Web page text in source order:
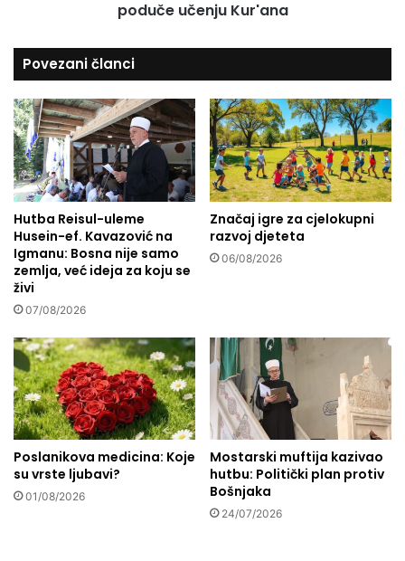
c
t
i
n
a
d
r
u
g
e
l
j
u
d
?
a
a
r
o
d
i
t
e
l
j
e
k
o
j
s
v
o
j
u
j
e
c
poduče učenju Kur'ana
Povezani članci
Hutba Reisul-uleme
Husein-ef. Kavazović na
Igmanu: Bosna nije samo
zemlja, već ideja za koju se
živi
07/08/2026
Značaj igre za cjelokupni
razvoj djeteta
06/08/2026
Poslanikova medicina: Koje
su vrste ljubavi?
01/08/2026
Mostarski muftija kazivao
hutbu: Politički plan protiv
Bošnjaka
24/07/2026